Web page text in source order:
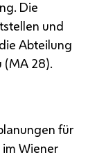
Die
und
Abteilung
(MA 28).
für
Wiener